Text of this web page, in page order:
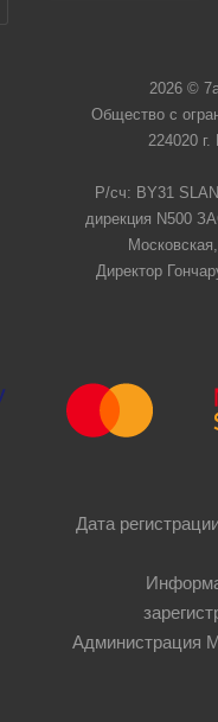
2026 ©
Общество с
224020
Р/сч: BY31
дирекция N500
Директор
Дата
Администрация